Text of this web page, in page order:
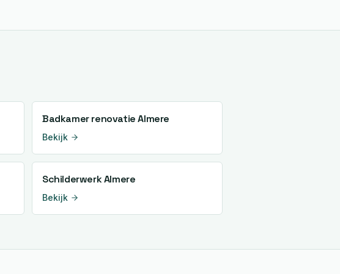
Badkamer renovatie Almere
Bekijk
SchilderwerkAlmere
Bekijk